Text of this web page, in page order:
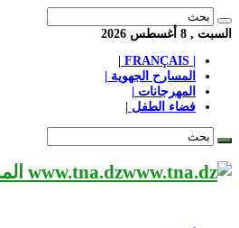
السبت , 8 أغسطس 2026
المسارح الجهوية |
المهرجانات |
فضاء الطفل |
www.tna.dz المسرح الوطني الجزائري مؤسسة ثقافية عريقة تابعة لوزارة الثقافة-الجزائر، يحمل اسم العميد «محي الدين بشطارزي».